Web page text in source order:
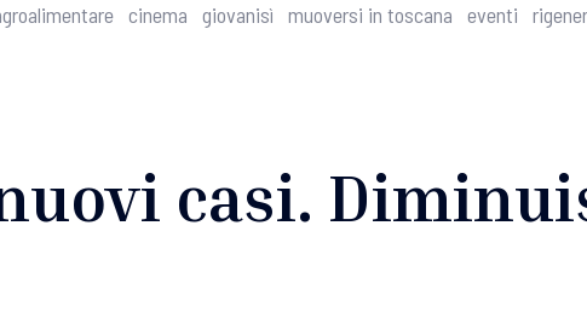
cinema giovanisì muoversi in toscana eventi
casi.